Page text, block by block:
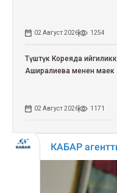
02 Август 2026 1254
Түштүк Кореяда
Аширалиева менен маек
02 Август 2026 1171